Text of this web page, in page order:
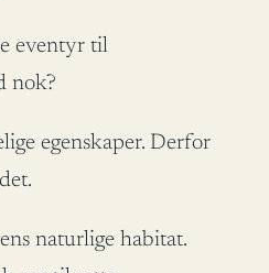
eventyr til
nok?
egenskaper. Derfor
naturlige habitat.